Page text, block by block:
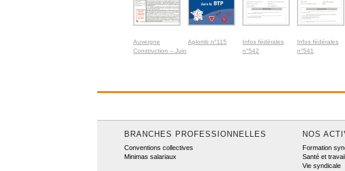
Auvergne
Construction – Juin
Aplomb n°115
Infos fédérales
n°542
Infos fédérales
n°541
BRANCHES PROFESSIONNELLES
Conventions collectives
Minimas salariaux
NOS
Formation
Santé et travail
Vie syndicale